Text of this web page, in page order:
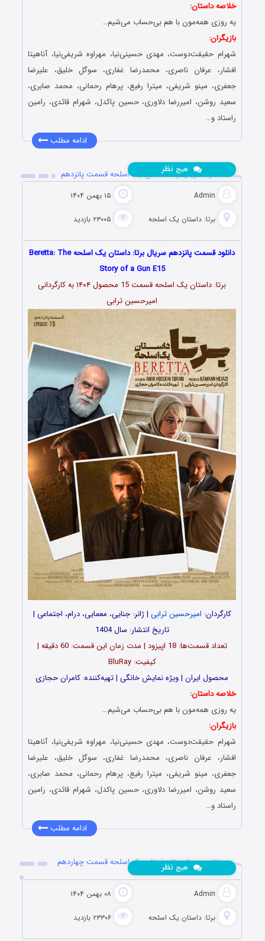
خلاصه داستان:
یه روزی همه‌مون با هم بی‌حساب می‌شیم…
بازیگران:
شهرام حقیقت‌دوست، مهدی حسینی‌نیا، مهراوه شریفی‌نیا، آناهیتا
افشار، عرفان ناصری، محمدرضا غفاری، سوگل خلیق، علیرضا
جعفری، مینو شریفی، میترا رفیع، پرهام رحمانی، محمد صابری،
سعید روشن، امیررضا دلاوری، حسین پاکدل، شهرام قائدی، رامین
راستاد و…
ادامه مطلب
دانلود سریال برتا: داستان یک اسلحه قسمت پانزدهم
Admin ۱۵ بهمن ۱۴۰۴
برتا: داستان یک اسلحه ۲۳۰۰۵ بازدید
هیچ نظر
دانلود قسمت پانزدهم سریال برتا: داستان یک اسلحه ‌Beretta: The
Story of a Gun E15
برتا: داستان یک اسلحه قسمت 15 محصول ۱۴۰۴ به کارگردانی
امیرحسین ترابی
کارگردان: امیرحسین ترابی | ژانر: جنایی، معمایی، درام، اجتماعی |
تاریخ انتشار: سال 1404
تعداد قسمت‌ها: 18 اپیزود | مدت زمان این قسمت: 60 دقیقه |
کیفیت: BluRay
محصول ایران | ویژه نمایش خانگی | تهیه‌کننده: کامران حجازی
خلاصه داستان:
یه روزی همه‌مون با هم بی‌حساب می‌شیم…
بازیگران:
شهرام حقیقت‌دوست، مهدی حسینی‌نیا، مهراوه شریفی‌نیا، آناهیتا
افشار، عرفان ناصری، محمدرضا غفاری، سوگل خلیق، علیرضا
جعفری، مینو شریفی، میترا رفیع، پرهام رحمانی، محمد صابری،
سعید روشن، امیررضا دلاوری، حسین پاکدل، شهرام قائدی، رامین
راستاد و…
ادامه مطلب
دانلود سریال برتا: داستان یک اسلحه قسمت چهاردهم
Admin ۰۸ بهمن ۱۴۰۴
برتا: داستان یک اسلحه ۲۳۳۰۶ بازدید
هیچ نظر